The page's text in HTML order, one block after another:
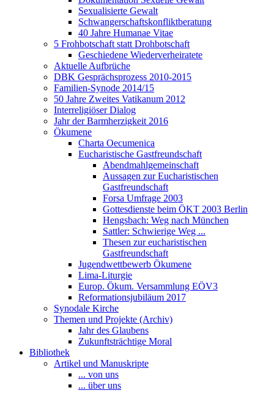
Sexualisierte Gewalt
Schwangerschaftskonfliktberatung
40 Jahre Humanae Vitae
5 Frohbotschaft statt Drohbotschaft
Geschiedene Wiederverheiratete
Aktuelle Aufbrüche
DBK Gesprächsprozess 2010-2015
Familien-Synode 2014/15
50 Jahre Zweites Vatikanum 2012
Interreligiöser Dialog
Jahr der Barmherzigkeit 2016
Ökumene
Charta Oecumenica
Eucharistische Gastfreundschaft
Abendmahlgemeinschaft
Aussagen zur Eucharistischen
Gastfreundschaft
Forsa Umfrage 2003
Gottesdienste beim ÖKT 2003 Berlin
Hengsbach: Weg nach München
Sattler: Schwierige Weg ...
Thesen zur eucharistischen
Gastfreundschaft
Jugendwettbewerb Ökumene
Lima-Liturgie
Europ. Ökum. Versammlung EÖV3
Reformationsjubiläum 2017
Synodale Kirche
Themen und Projekte (Archiv)
Jahr des Glaubens
Zukunftsträchtige Moral
Bibliothek
Artikel und Manuskripte
... von uns
... über uns